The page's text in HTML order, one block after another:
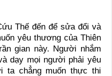
Thế đến để sửa đổi và
yêu thương của Thiên
gian này. Người nhắm
dạy mọi người phải yêu
ta chẳng muốn thực thi